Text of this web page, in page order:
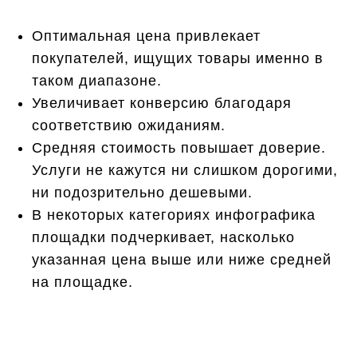
Оптимальная цена привлекает
покупателей, ищущих товары именно в
таком диапазоне.
Увеличивает конверсию благодаря
соответствию ожиданиям.
Средняя стоимость повышает доверие.
Услуги не кажутся ни слишком дорогими,
ни подозрительно дешевыми.
В некоторых категориях инфографика
площадки подчеркивает, насколько
указанная цена выше или ниже средней
на площадке.